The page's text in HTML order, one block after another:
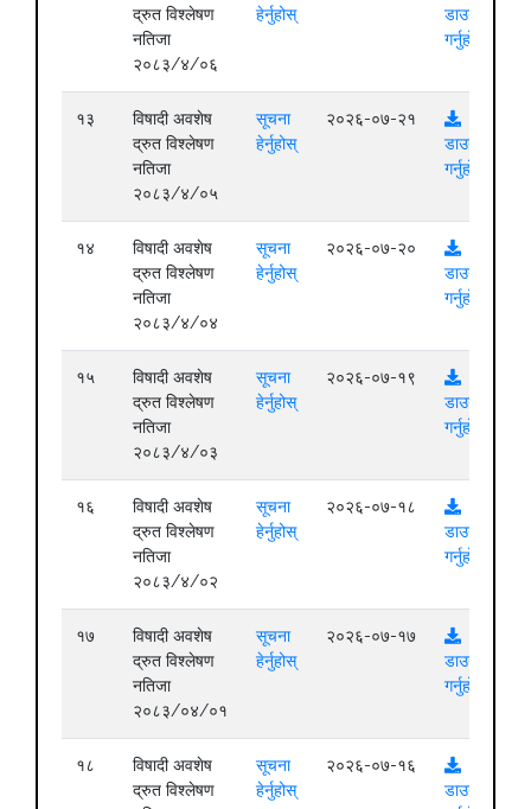
द्रुत विश्लेषण
नतिजा
२०८३/४/०६
हेर्नुहोस्
डाउनलोड
गर्नुहोस्
१३
विषादी अवशेष
द्रुत विश्लेषण
नतिजा
२०८३/४/०५
सूचना
हेर्नुहोस्
२०२६-०७-२१
डाउनलोड
गर्नुहोस्
१४
विषादी अवशेष
द्रुत विश्लेषण
नतिजा
२०८३/४/०४
सूचना
हेर्नुहोस्
२०२६-०७-२०
डाउनलोड
गर्नुहोस्
१५
विषादी अवशेष
द्रुत विश्लेषण
नतिजा
२०८३/४/०३
सूचना
हेर्नुहोस्
२०२६-०७-१९
डाउनलोड
गर्नुहोस्
१६
विषादी अवशेष
द्रुत विश्लेषण
नतिजा
२०८३/४/०२
सूचना
हेर्नुहोस्
२०२६-०७-१८
डाउनलोड
गर्नुहोस्
१७
विषादी अवशेष
द्रुत विश्लेषण
नतिजा
२०८३/०४/०१
सूचना
हेर्नुहोस्
२०२६-०७-१७
डाउनलोड
गर्नुहोस्
१८
विषादी अवशेष
द्रुत विश्लेषण
सूचना
हेर्नुहोस्
२०२६-०७-१६
डाउनलोड